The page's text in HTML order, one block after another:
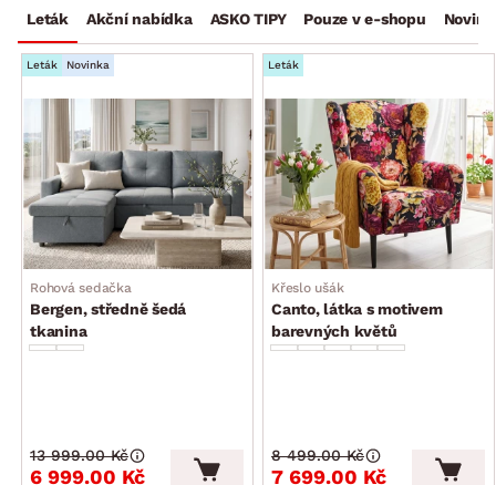
Leták Akční nabídka ASKO TIPY Pouze v e-shopu
Leták Novinka
Rohová sedačka
Bergen, středně šedá
tkanina
6 999.00 Kč
13 999.00 Kč
Leták
Křeslo ušák
Canto, látka s motivem
barevných květů
7 699.00 Kč
8 499.00 Kč